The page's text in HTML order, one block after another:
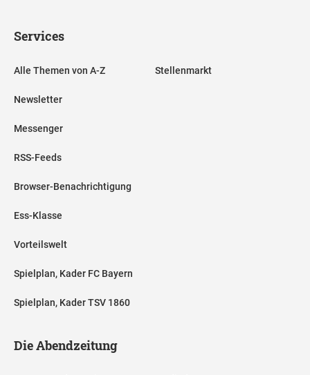
Services
Alle Themen von A-Z
Newsletter
Messenger
RSS-Feeds
Browser-Benachrichtigung
Ess-Klasse
Vorteilswelt
Spielplan, Kader FC Bayern
Spielplan, Kader TSV 1860
Stellenmarkt
Die Abendzeitung